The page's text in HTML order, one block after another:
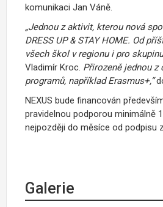
komunikaci Jan Váně.
„Jednou z aktivit, kterou nová
DRESS UP & STAY HOME. Od
všech škol v regionu i pro
Vladimír Kroc. Přirozeně jednou
programů, například Erasmus+,“
NEXUS bude financován
pravidelnou podporou minimálně
nejpozději do měsíce od podpisu
Galerie